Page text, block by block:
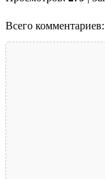
Всего комментариев: